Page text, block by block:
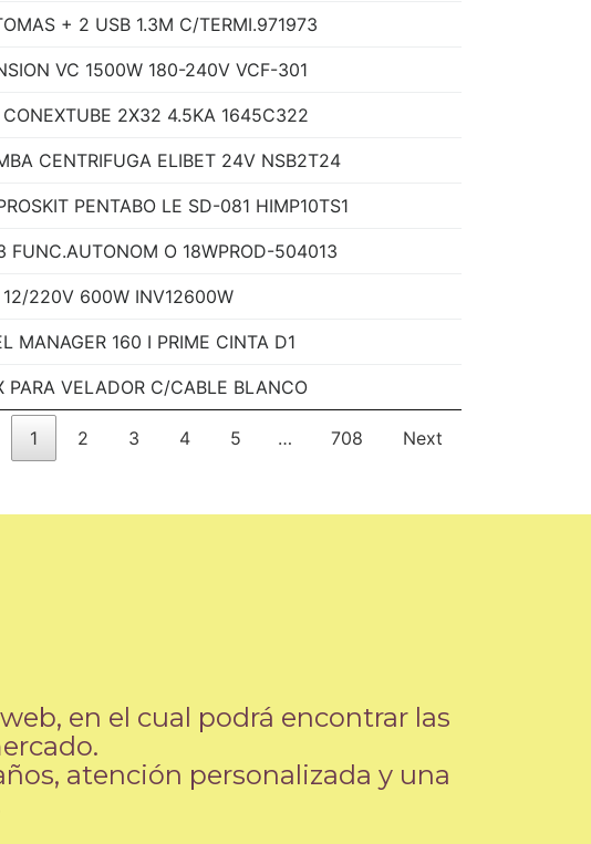
+ 2 USB 1.3M C/TERMI.971973
VC 1500W 180-240V VCF-301
2X32 4.5KA 1645C322
CENTRIFUGA ELIBET 24V NSB2T24
PENTABO LE SD-081 HIMP10TS1
FUNC.AUTONOM O 18WPROD-504013
12/220V 600W INV12600W
MANAGER 160 I PRIME CINTA D1
PARA VELADOR C/CABLE BLANCO
1 2 3 4 5 … 708 Next
en el cual podrá encontrar las
atención personalizada y una